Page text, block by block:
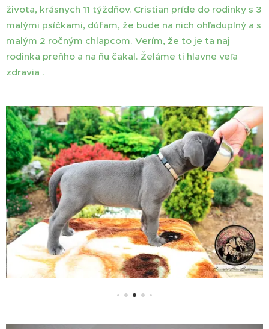
života, krásnych 11 týždňov. Cristian príde do rodinky s 3
malými psíčkami, dúfam, že bude na nich ohľaduplný a s
malým 2 ročným chlapcom. Verím, že to je ta naj
rodinka preňho a na ňu čakal. Želáme ti hlavne veľa
zdravia .